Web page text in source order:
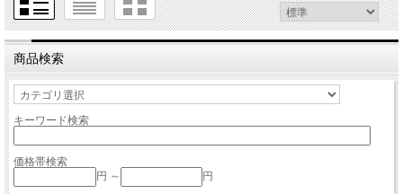
商品検索
キーワード検索
価格帯検索
円 ～
円